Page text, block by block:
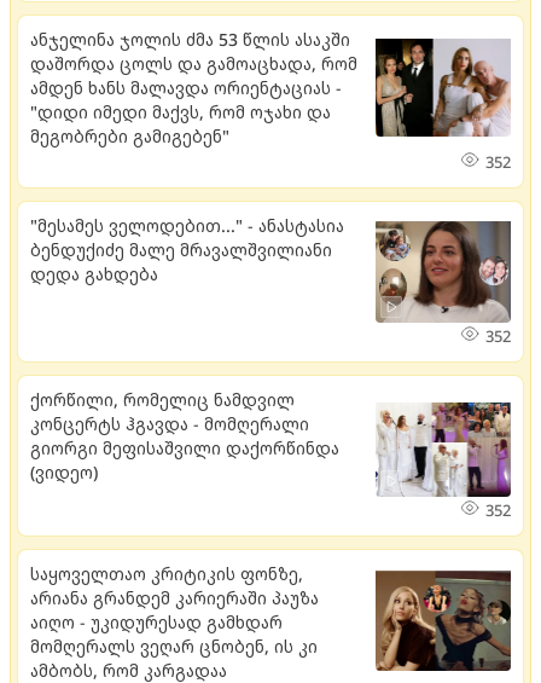
ანჯელინა ჯოლის ძმა 53 წლის ასაკში
დაშორდა ცოლს და გამოაცხადა, რომ
ამდენ ხანს მალავდა ორიენტაციას -
"დიდი იმედი მაქვს, რომ ოჯახი და
მეგობრები გამიგებენ"
352
"მესამეს ველოდებით..." - ანასტასია
ბენდუქიძე მალე მრავალშვილიანი
დედა გახდება
352
ქორწილი, რომელიც ნამდვილ
კონცერტს ჰგავდა - მომღერალი
გიორგი მეფისაშვილი დაქორწინდა
(ვიდეო)
352
საყოველთაო კრიტიკის ფონზე,
არიანა გრანდემ კარიერაში პაუზა
აიღო - უკიდურესად გამხდარ
მომღერალს ვეღარ ცნობენ, ის კი
ამბობს, რომ კარგადაა